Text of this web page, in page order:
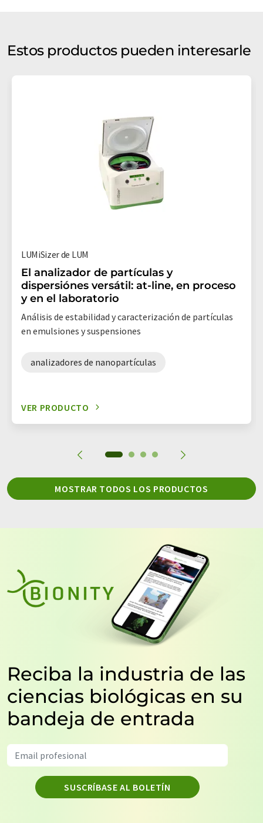
Estos productos pueden interesarle
LUMiSizer de LUM
El analizador de partículas y
dispersiónes versátil: at-line, en proceso
y en el laboratorio
Análisis de estabilidad y caracterización de partículas
en emulsiones y suspensiones
analizadores de nanopartículas
VER PRODUCTO
MOSTRAR TODOS LOS PRODUCTOS
Reciba la industria de las
ciencias biológicas en su
bandeja de entrada
SUSCRÍBASE AL BOLETÍN